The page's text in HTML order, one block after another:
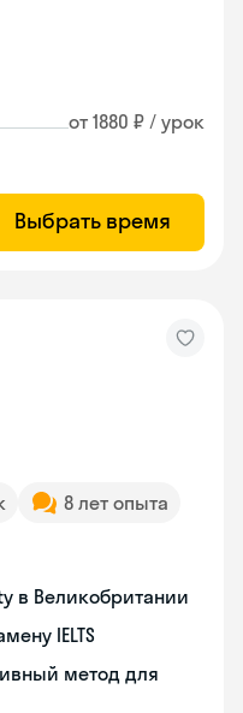
от 1880 ₽ / урок
Выбрать время
8 лет опыта
в Великобритании
IELTS
метод для